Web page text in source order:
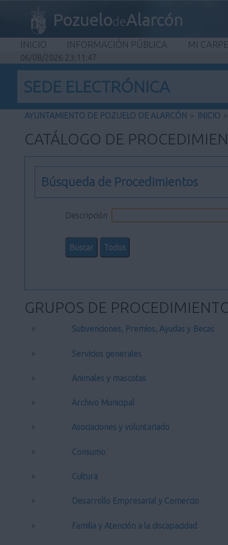
PozuelodeAlarcón
INICIO INFORMACIÓN PÚBLICA MI
06/08/2026 23:11:48
SEDE ELECTRÓNICA
AYUNTAMIENTO DE POZUELO DE ALARCÓN > INICIO >
CATÁLOGO DE
Búsqueda de Procedimientos
Descripción
GRUPOS DE
Subvenciones, Premios, Ayudas y Becas
Servicios generales
Animales y mascotas
Archivo Municipal
Asociaciones y voluntariado
Consumo
Cultura
Desarrollo Empresarial y Comercio
Familia y Atención a la discapacidad